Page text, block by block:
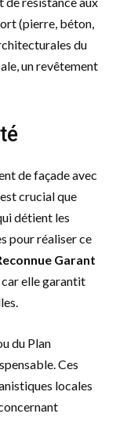
(pierre, béton,
du
un revêtement
de façade avec
crucial que
détient les
pour réaliser ce
Garant
elle garantit
du Plan
Ces
locales